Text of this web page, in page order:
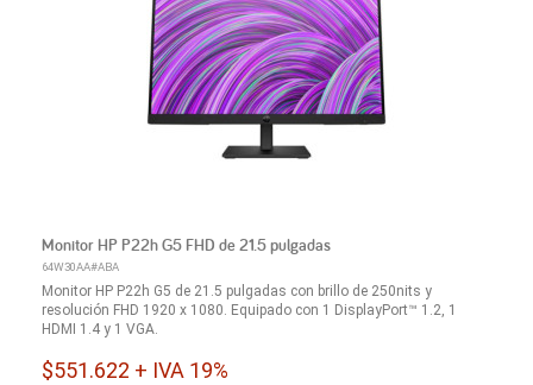
Monitor HP P22h G5 FHD de 21.5 pulgadas
64W30AA#ABA
Monitor HP P22h G5 de 21.5 pulgadas con brillo de 250nits y
resolución FHD 1920 x 1080. Equipado con 1 DisplayPort™ 1.2, 1
HDMI 1.4 y 1 VGA.
$551.622 + IVA 19%